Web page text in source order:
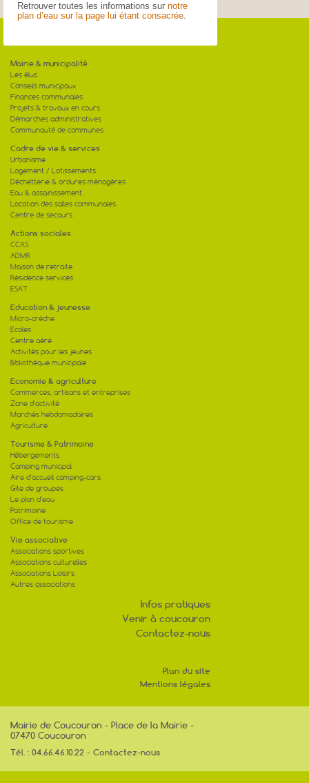
Retrouver toutes les informations sur notre
plan d’eau sur la page lui étant consacrée.
Mairie & municipalité
Les élus
Conseils municipaux
Finances communales
Projets & travaux en cours
Démarches administratives
Communauté de communes
Cadre de vie & services
Urbanisme
Logement / Lotissements
Déchetterie & ordures ménagères
Eau & assainissement
Location des salles communales
Centre de secours
Actions sociales
CCAS
ADMR
Maison de retraite
Résidence services
ESAT
Education & jeunesse
Micro-crèche
Ecoles
Centre aéré
Activités pour les jeunes
Bibliothèque municipale
Economie & agriculture
Commerces, artisans et entreprises
Zone d'activité
Marchés hebdomadaires
Agriculture
Tourisme & Patrimoine
Hébergements
Camping municipal
Aire d'accueil camping-cars
Gite de groupes
Le plan d'eau
Patrimoine
Office de tourisme
Vie associative
Associations sportives
Associations culturelles
Associations Loisirs
Autres associations
Infos pratiques
Venir à coucouron
Contactez-nous
Plan du site
Mentions légales
Mairie de Coucouron - Place de la Mairie -
07470 Coucouron
Tél. : 04.66.46.10.22 - Contactez-nous